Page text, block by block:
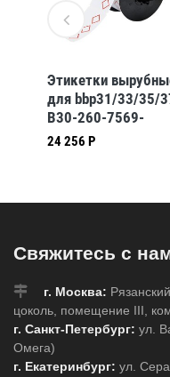
Этикетки
для bbp31/33/35/
B30-260-7569-
CLP3B
24 256 Р
Свяжитесь с
г. Москва:
цоколь, помещение III,
г. Санкт-Петербург: ул.
Омега)
г. Екатеринбург: ул.